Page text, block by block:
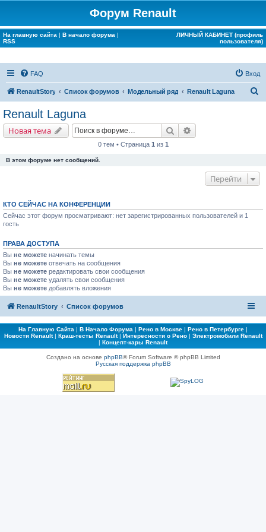
Форум Renault
На главную сайта | В начало форума |
RSS
ЛИЧНЫЙ КАБИНЕТ (профиль
пользователя)
FAQ Вход
RenaultStory Список форумов Модельный ряд Renault Laguna
Renault Laguna
Новая тема Поиск
0 тем • Страница 1 из 1
В этом форуме нет сообщений.
Перейти
КТО СЕЙЧАС НА КОНФЕРЕНЦИИ
Сейчас этот форум просматривают: нет зарегистрированных пользователей и 1
гость
ПРАВА ДОСТУПА
Вы не можете начинать темы
Вы не можете отвечать на сообщения
Вы не можете редактировать свои сообщения
Вы не можете удалять свои сообщения
Вы не можете добавлять вложения
RenaultStory Список форумов
На Главную Сайта | В Начало Форума | Рено в Москве | Рено в Петербурге |
Новости Renault| Краш-тесты Renault| Интересности о Рено| Электромобили Renault
| Концепт-кары Renault
Создано на основе phpBB® Forum Software © phpBB Limited
Русская поддержка phpBB